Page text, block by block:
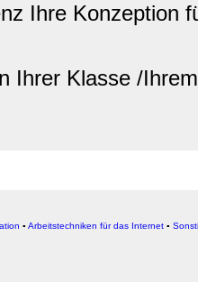
Ihre Konzeption
Ihrer Klasse /
▪ Arbeitstechniken für das Internet ▪